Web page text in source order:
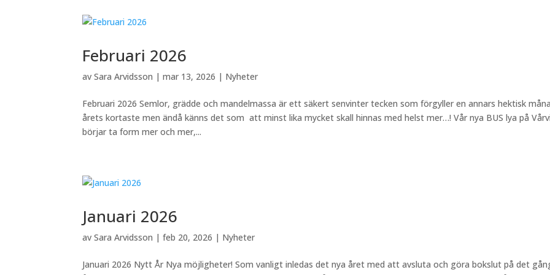
Februari 2026
avSara Arvidsson |mar 13, 2026 | Nyheter
Februari 2026 Semlor, grädde och mandelmassa är ett säkert senvinter tecken som förgyller en annars hektisk
årets kortaste men ändå känns det som att minst lika mycket skall hinnas med helst mer…! Vår nya BUS lya på
börjar ta form mer och mer,...
Januari 2026
avSara Arvidsson |feb 20, 2026 | Nyheter
Januari 2026 Nytt År Nya möjligheter! Som vanligt inledas det nya året med att avsluta och göra bokslut på det